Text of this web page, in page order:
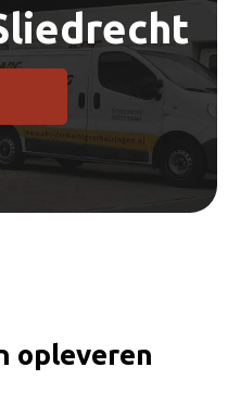
opleveren